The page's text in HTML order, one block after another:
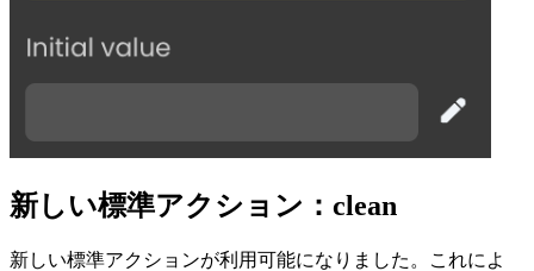
新しい標準アクション：clean
新しい標準アクションが利用可能になりました。
これによ